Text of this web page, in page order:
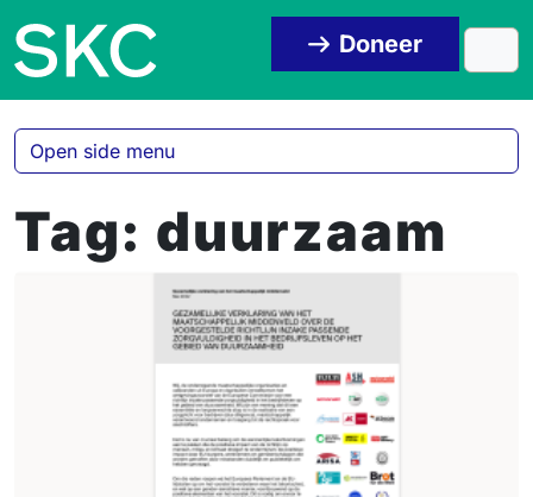
Doneer
Tag: duurzaam
Open side menu